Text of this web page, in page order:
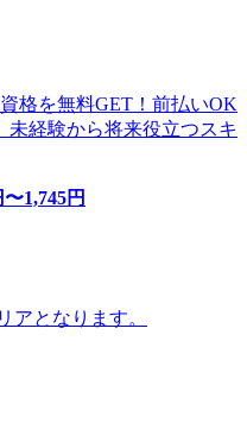
格を無料GET！前払いOK
経験から将来役立つスキ
〜1,745円
となります。